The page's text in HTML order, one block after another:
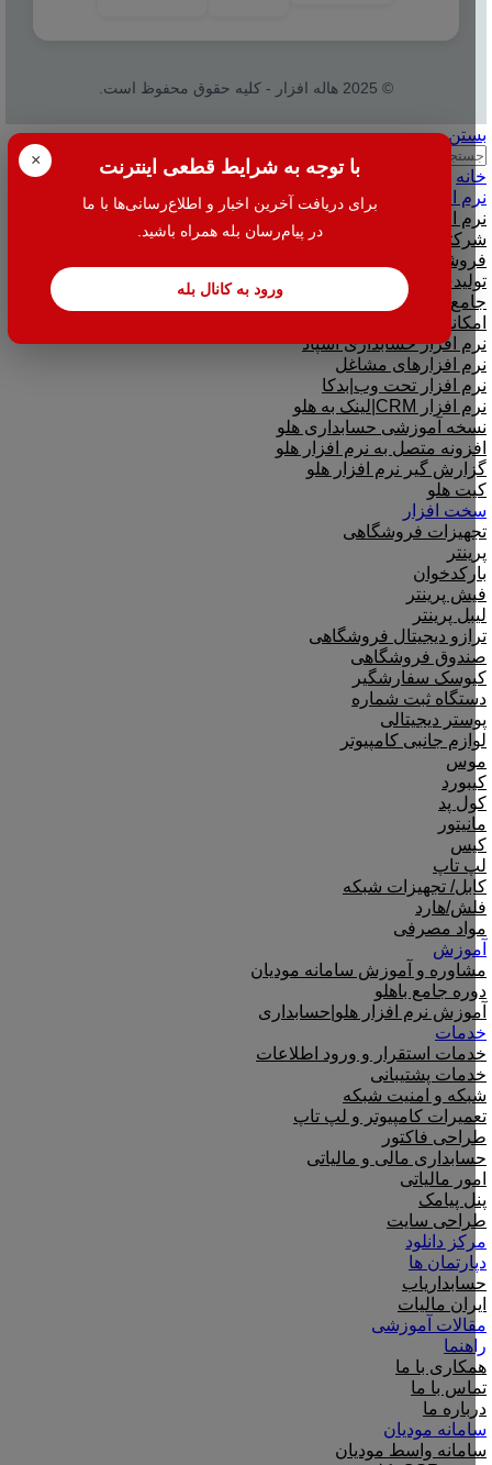
× با توجه به شرایط قطعی اینترنت
برای دریافت آخرین اخبار و اطلاع‌رسانی‌ها با ما
در پیام‌رسان بله همراه باشید.
ورود به کانال بله
© 2025 هاله افزار - کلیه حقوق محفوظ است.
بستن
جستجو
خانه
نرم افزار
نرم افزار حسابداری هلو
شرکتی
فروشگاهی
تولیدی
جامع و صنعتی
امکانات افزودنی ( کیت های عمومی )
نرم افزار حسابداری اسپاد
نرم افزارهای مشاغل
نرم افزار تحت وب|بدکا
نرم افزار CRM|لینک به هلو
نسخه آموزشی حسابداری هلو
افزونه متصل به نرم افزار هلو
گزارش گیر نرم افزار هلو
کیت هلو
سخت افزار
تجهیزات فروشگاهی
پرینتر
بارکدخوان
فیش پرینتر
لیبل پرینتر
ترازو دیجیتال فروشگاهی
صندوق فروشگاهی
کیوسک سفارشگیر
دستگاه ثبت شماره
پوستر دیجیتالی
لوازم جانبی کامپیوتر
موس
کیبورد
کول پد
مانیتور
کیس
لپ تاپ
کابل/ تجهیزات شبکه
فلش/هارد
مواد مصرفی
آموزش
مشاوره و آموزش سامانه مودیان
دوره جامع باهلو
آموزش نرم افزار هلو|حسابداری
خدمات
خدمات استقرار و ورود اطلاعات
خدمات پشتیبانی
شبکه و امنیت شبکه
تعمیرات کامپیوتر و لپ تاپ
طراحی فاکتور
حسابداری مالی و مالیاتی
امور مالیاتی
پنل پیامک
طراحی سایت
مرکز دانلود
دپارتمان ها
حسابداریاب
ایران مالیات
مقالات آموزشی
راهنما
همکاری با ما
تماس با ما
درباره ما
سامانه مودیان
سامانه واسط مودیان